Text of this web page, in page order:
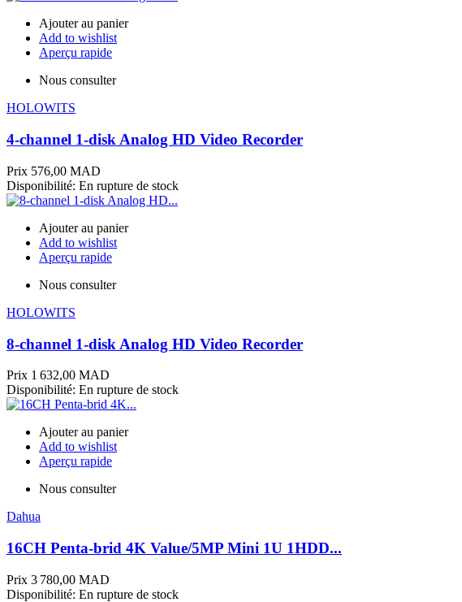
Ajouter au panier
Add to wishlist
Aperçu rapide
Nous consulter
HOLOWITS
4-channel 1-disk Analog HD Video Recorder
Prix 576,00 MAD
Disponibilité: En rupture de stock
Ajouter au panier
Add to wishlist
Aperçu rapide
Nous consulter
HOLOWITS
8-channel 1-disk Analog HD Video Recorder
Prix 1 632,00 MAD
Disponibilité: En rupture de stock
Ajouter au panier
Add to wishlist
Aperçu rapide
Nous consulter
Dahua
16CH Penta-brid 4K Value/5MP Mini 1U 1HDD...
Prix 3 780,00 MAD
Disponibilité: En rupture de stock